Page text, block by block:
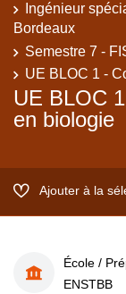
Ingénieur
Bordeaux
Semestre 7 -
UE BLOC 1 -
UE BLOC
en biologie
Ajouter à la
École /
ENSTBB